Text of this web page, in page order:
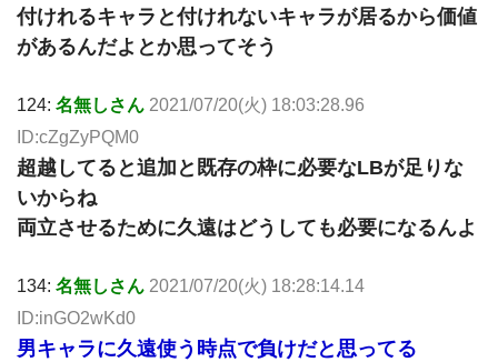
付けれるキャラと付けれないキャラが居るから価値
があるんだよとか思ってそう
124: 名無しさん 2021/07/20(火) 18:03:28.96
ID:cZgZyPQM0
超越してると追加と既存の枠に必要なLBが足りな
いからね
両立させるために久遠はどうしても必要になるんよ
134: 名無しさん 2021/07/20(火) 18:28:14.14
ID:inGO2wKd0
男キャラに久遠使う時点で負けだと思ってる